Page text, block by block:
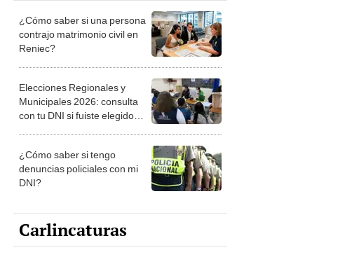
¿Cómo saber si una persona
contrajo matrimonio civil en
Reniec?
Elecciones Regionales y
Municipales 2026: consulta
con tu DNI si fuiste elegido
la ONPE
¿Cómo saber si tengo
denuncias policiales con mi
DNI?
Carlincaturas